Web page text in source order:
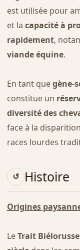
est utilisée pour
et la capacité à
rapidement,
viande équine.
En tant quegène-
constitue un
diversité des
face à la
races lourdes
Histoire
Origines
LeTrait Biélorusse